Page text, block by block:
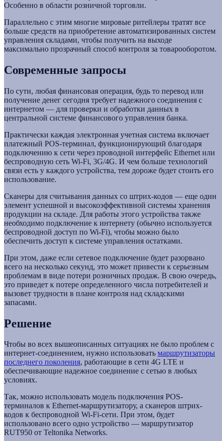
Особенно в области розничной торговли.
Параллельно с этим многие мировые ритейлеры тратят все
больше средств на приобретение автоматизированных систем
управления складами, чтобы получить на выходе
максимально прозрачный способ контроля за товарооборотом.
Современные запросы
По сути, любая финансовая операция, будь то перевод или
получение денег сегодня требует надежного соединения с
интернетом — для проверки и обработки данных в
центральной системе финансового управления банка.
Практически каждая электронная учетная система включает
платежный POS-терминал, функционирующий благодаря
подключению к сети через проводной интерфейс Ethernet или
беспроводную сеть Wi-Fi, 3G/4G. И чем больше технологий
связи есть у каждого устройства, тем дороже будет стоить его
использование.
Сканеры для считывания данных со штрих-кодов — еще один
элемент успешной и высокоэффективной системы хранения
продукции на складе. Для работы этого устройства также
необходимо подключение к интернету (обычно используется
беспроводной доступ по Wi-Fi), чтобы можно было
обеспечить доступ к системе управления остатками.
При этом, даже если сетевое подключение будет разорвано
всего на несколько секунд, это может привести к серьезным
проблемам в виде потери розничных продаж. В свою очередь,
это приведет к потере определенного числа потребителей и
вызовет трудности в плане контроля над складскими
запасами.
Решение
Чтобы во всех вышеописанных ситуациях не было проблем с
интернет-соединением, нужно использовать маршрутизаторы
последнего поколения, работающие в сети 4G LTE и
обеспечивающие надежное соединение с сетью в любых
условиях.
Так, можно использовать модель подключения POS-
терминалов к Ethernet-маршрутизатору, а сканеров штрих-
кодов к беспроводной Wi-Fi-сети. При этом, будет
использовано всего одно устройство — маршрутизатор
RUT950 от Teltonika Networks.